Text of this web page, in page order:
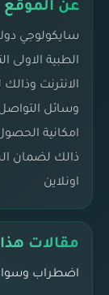
عن الموقع
سايكولوجي
الطبية
الانترنت
وسائل
امكانية
ذالك لضمان
اونلاين
مقالات
اضطراب